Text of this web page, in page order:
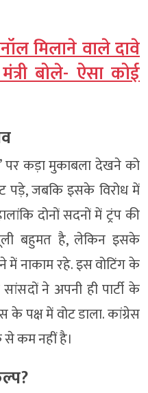
मिलाने वाले दावे
बोले- ऐसा कोई
पर कड़ा मुकाबला देखने को
पड़े, जबकि इसके विरोध में
दोनों सदनों में ट्रंप की
बहुमत है, लेकिन इसके
में नाकाम रहे. इस वोटिंग के
सांसदों ने अपनी ही पार्टी के
पक्ष में वोट डाला. कांग्रेस
कम नहीं है।